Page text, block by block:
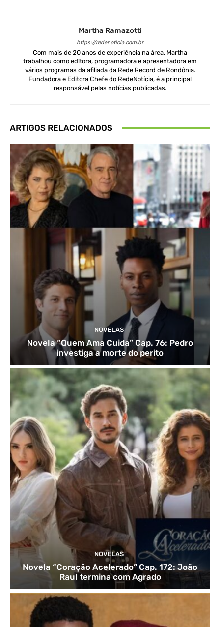
Martha Ramazotti
https://redenoticia.com.br
Com mais de 20 anos de experiência na área, Martha
trabalhou como editora, programadora e apresentadora em
vários programas da afiliada da Rede Record de Rondônia.
Fundadora e Editora Chefe do RedeNotícia, é a principal
responsável pelas notícias publicadas.
ARTIGOS RELACIONADOS
NOVELAS
Novela “Quem Ama Cuida” Cap. 76: Pedro
investiga a morte do perito
NOVELAS
Novela “Coração Acelerado” Cap. 172: João
Raul termina com Agrado